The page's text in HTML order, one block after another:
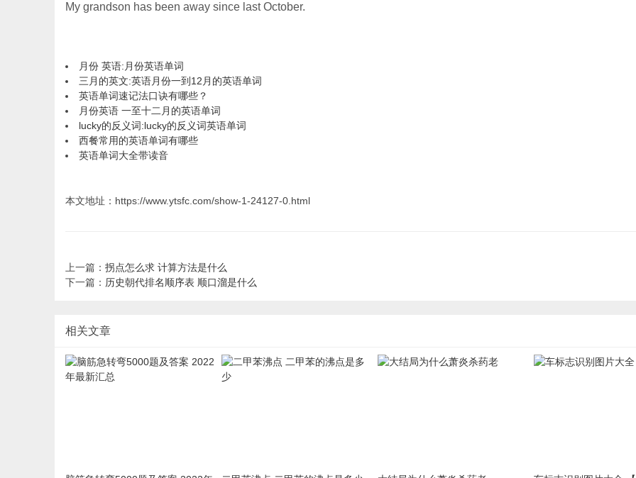
My grandson has been away since last October.
月份 英语:月份英语单词
三月的英文:英语月份一到12月的英语单词
英语单词速记法口诀有哪些？
月份英语 一至十二月的英语单词
lucky的反义词:lucky的反义词英语单词
西餐常用的英语单词有哪些
英语单词大全带读音
本文地址：https://www.ytsfc.com/show-1-24127-0.html
上一篇： 拐点怎么求 计算方法是什么
下一篇： 历史朝代排名顺序表 顺口溜是什么
相关文章